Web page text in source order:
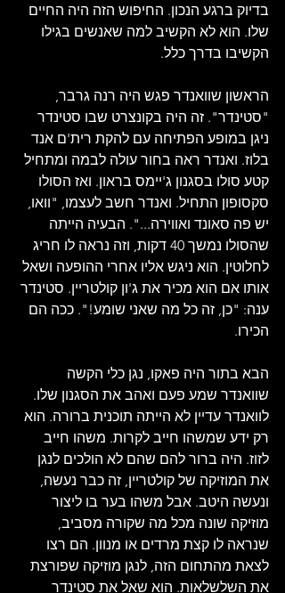
בדיוק ברגע הנכון. החיפוש הזה היה החיים
שלו. הוא לא הקשיב למה שאנשים בגילו
הקשיבו בדרך כלל.
הראשון שוואנדר פגש היה רנה גרבר,
"סטינדר". זה היה בקונצרט שבו סטינדר
ניגן במופע הפתיחה עם להקת רית'ם אנד
בלוז. ואנדר ראה בחור עולה לבמה ומתחיל
קטע סולו בסגנון ג'יימס בראון. ואז הסולו
סקסופון התחיל. ואנדר חשב לעצמו, "וואו,
יש פה סאונד ואווירה...". הבעיה הייתה
שהסולו נמשך 40 דקות, וזה נראה לו חריג
לחלוטין. הוא ניגש אליו אחרי ההופעה ושאל
אותו אם הוא מכיר את ג'ון קולטריין. סטינדר
ענה: "כן, זה כל מה שאני שומע!". ככה הם
הכירו.
הבא בתור היה פאקו, נגן כלי הקשה
שוואנדר שמע פעם ואהב את הסגנון שלו.
לוואנדר עדיין לא הייתה תוכנית ברורה. הוא
רק ידע שמשהו חייב לקרות. משהו חייב
לזוז. היה ברור להם שהם לא הולכים לנגן
את המוזיקה של קולטריין, זה כבר נעשה,
ונעשה היטב. אבל משהו בער בו ליצור
מוזיקה שונה מכל מה שקורה מסביב,
שנראה לו קצת מרדים או מנוון. הם רצו
לצאת מהתחום הזה, לנגן מוזיקה שפורצת
את השלשלאות. הוא שאל את סטינדר